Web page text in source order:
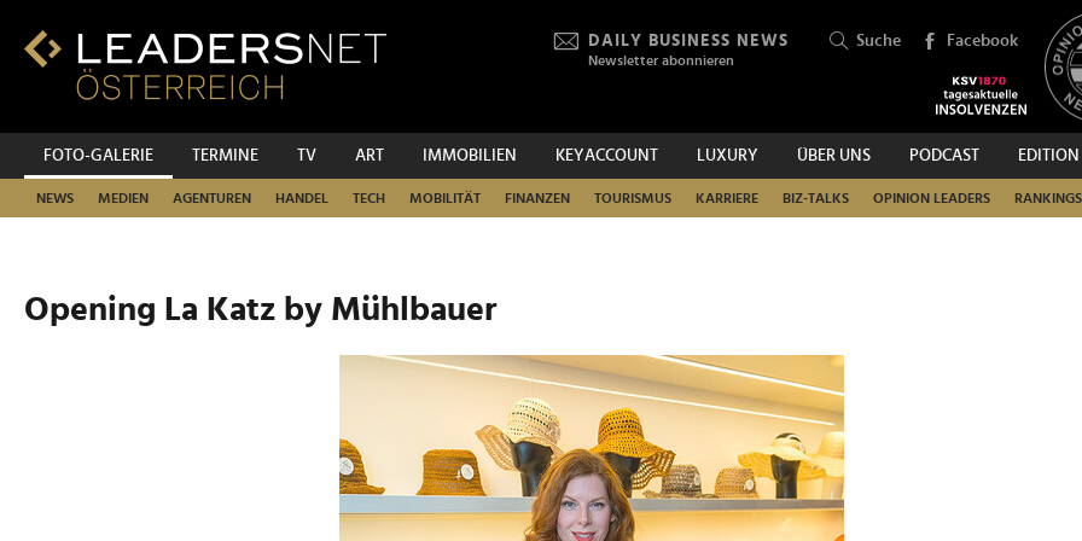
Inhalt
Fußzeilen-
Hauptnavigation
DAILY BUSINESS NEWS
Newsletter abonnieren
Suche Facebook
FOTO-GALERIE TERMINE TV ART IMMOBILIEN KEYACCOUNT LUXURY ÜBER UNS PODCAST EDITION
NEWS MEDIEN AGENTUREN HANDEL TECH MOBILITÄT FINANZEN TOURISMUS KARRIERE BIZ-TALKS OPINION LEADERS RANKINGS
SUCHEN
Opening La Katz by Mühlbauer